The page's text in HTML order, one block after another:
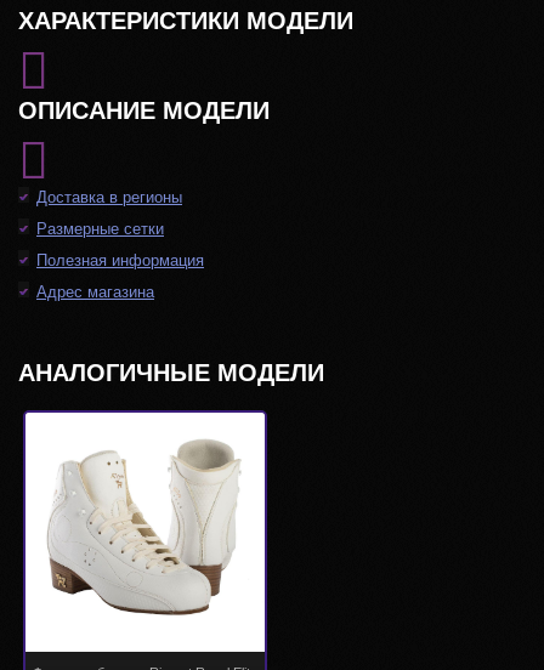
ХАРАКТЕРИСТИКИ МОДЕЛИ
ОПИСАНИЕ МОДЕЛИ
Доставка в регионы
Размерные сетки
Полезная информация
Адрес магазина
АНАЛОГИЧНЫЕ МОДЕЛИ